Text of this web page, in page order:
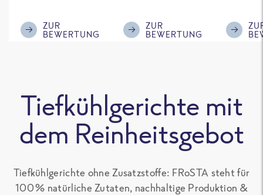
mehr erhältlich
ist!
ZUR
BEWERTUNG
ZUR
BEWERTUNG
Menge
'großen
Paprika
gern.
Tiefkühlgerichte mit
dem Reinheitsgebot
Tiefkühlgerichte ohne Zusatzstoffe: FRoSTA steht für
100 % natürliche Zutaten, nachhaltige Produktion &